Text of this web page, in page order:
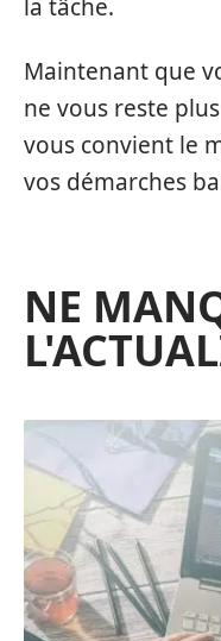
la tâche.
Maintenant que
ne vous reste
vous convient le
vos démarches
NE